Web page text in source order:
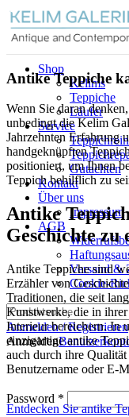
Shop
Kelims
Teppiche
Läufer
Service
Gutachten
Kontakt
Über uns
Impressum
AGB
Versand &
Cookie-
Anmelden / Registrieren
Anmelden
Benutzername oder E-
Password *
Antike Teppiche
Wenn Sie daran
unbedingt die Kelim
Jahrzehnten Erfahrung
handgeknüpften
positioniert, um Ihnen
Teppich behilflich zu
Antike
Geschichte zu
Antike Teppiche sind
Erzähler von
Traditionen, die seit
Kunstwerke, die in
Interieur bereichern. In
einzigartige antike
auch durch ihre
Entdecken Sie antike